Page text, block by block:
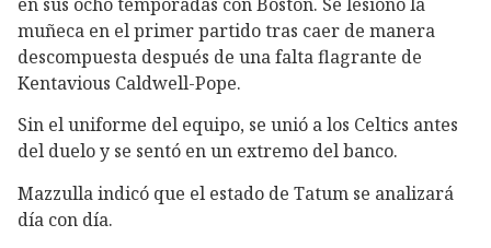
muñeca en el primer partido tras caer de manera
descompuesta después de una falta flagrante de
Kentavious Caldwell-Pope.
Sin el uniforme del equipo, se unió a los Celtics antes
del duelo y se sentó en un extremo del banco.
Mazzulla indicó que el estado de Tatum se analizará
día con día.